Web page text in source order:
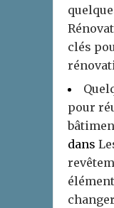
clés
pour
dans